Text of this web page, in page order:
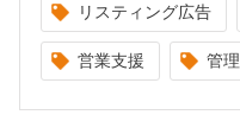
リスティング広告
営業支援 管理